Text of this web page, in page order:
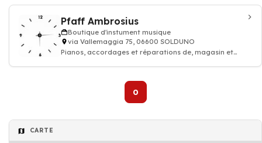
Pfaff Ambrosius
Boutique d'instument musique
via Vallemaggia 75, 06600 SOLDUNO
Pianos, accordages et réparations de, magasin et
0
CARTE